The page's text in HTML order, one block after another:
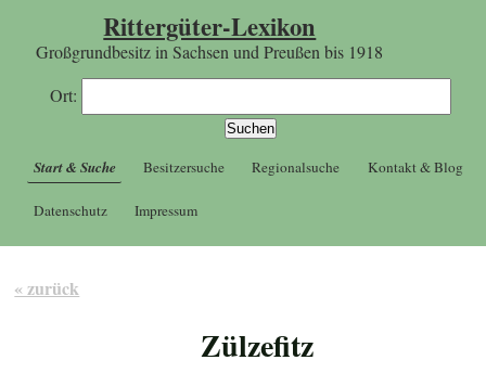
Rittergüter-Lexikon
Großgrundbesitz in Sachsen und Preußen bis 1918
Ort:
Start & Suche Besitzersuche Regionalsuche Kontakt & Blog
Datenschutz Impressum
« zurück
Zülzefitz